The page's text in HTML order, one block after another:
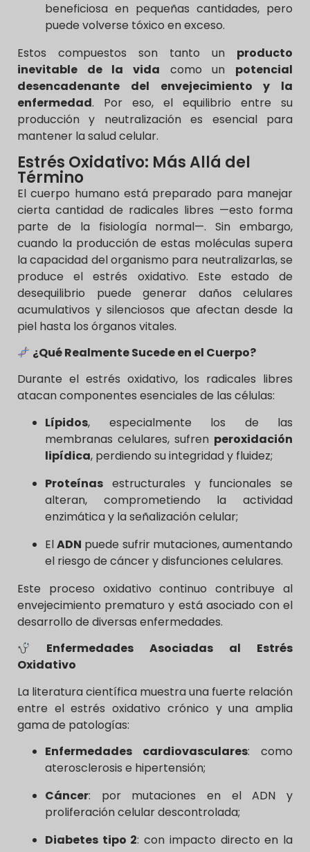
beneficiosa en pequeñas cantidades, pero
puede volverse tóxico en exceso.
Estos compuestos son tanto un producto
inevitable de la vida como un potencial
desencadenante del envejecimiento y la
enfermedad. Por eso, el equilibrio entre su
producción y neutralización es esencial para
mantener la salud celular.
Estrés Oxidativo: Más Allá del
Término
El cuerpo humano está preparado para manejar
cierta cantidad de radicales libres —esto forma
parte de la fisiología normal—. Sin embargo,
cuando la producción de estas moléculas supera
la capacidad del organismo para neutralizarlas, se
produce el estrés oxidativo. Este estado de
desequilibrio puede generar daños celulares
acumulativos y silenciosos que afectan desde la
piel hasta los órganos vitales.
¿Qué Realmente Sucede en el Cuerpo?
Durante el estrés oxidativo, los radicales libres
atacan componentes esenciales de las células:
Lípidos, especialmente los de las
membranas celulares, sufren peroxidación
lipídica, perdiendo su integridad y fluidez;
Proteínas estructurales y funcionales se
alteran, comprometiendo la actividad
enzimática y la señalización celular;
ElADN puede sufrir mutaciones, aumentando
el riesgo de cáncer y disfunciones celulares.
Este proceso oxidativo continuo contribuye al
envejecimiento prematuro y está asociado con el
desarrollo de diversas enfermedades.
Enfermedades Asociadas al Estrés
Oxidativo
La literatura científica muestra una fuerte relación
entre el estrés oxidativo crónico y una amplia
gama de patologías:
Enfermedades cardiovasculares: como
aterosclerosis e hipertensión;
Cáncer: por mutaciones en el ADN y
proliferación celular descontrolada;
Diabetes tipo 2: con impacto directo en la